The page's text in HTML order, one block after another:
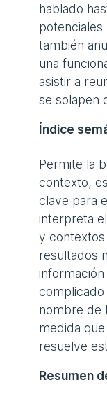
hablado
también
una
asistir a
se solapen
Índice
Permite la
contexto,
clave para
interpreta
y
resultados
complicado
nombre de
medida
resuelve
Resumen